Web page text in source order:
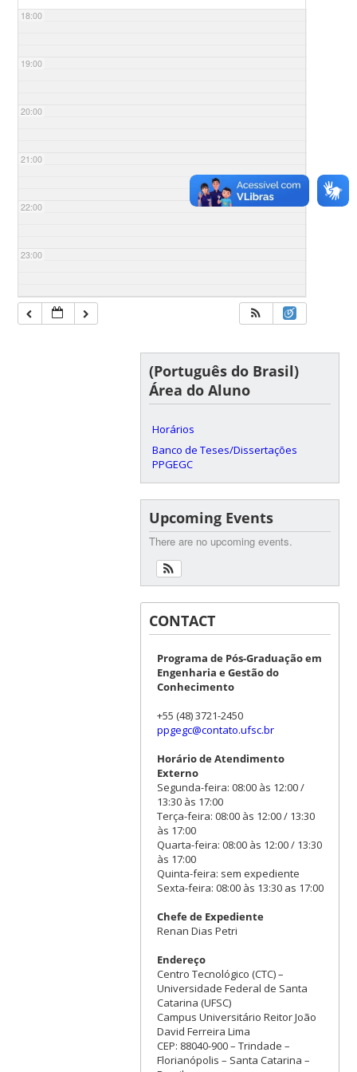
18:00
19:00
20:00
21:00
22:00
23:00
(Português do Brasil)
Área do Aluno
Horários
Banco de Teses/Dissertações
PPGEGC
Upcoming Events
There are no upcoming events.
CONTACT
Programa de Pós-Graduação em
Engenharia e Gestão do
Conhecimento
+55 (48) 3721-2450
ppgegc@contato.ufsc.br
Horário de Atendimento
Externo
Segunda-feira: 08:00 às 12:00 /
13:30 às 17:00
Terça-feira: 08:00 às 12:00 / 13:30
às 17:00
Quarta-feira: 08:00 às 12:00 / 13:30
às 17:00
Quinta-feira: sem expediente
Sexta-feira: 08:00 às 13:30 as 17:00
Chefe de Expediente
Renan Dias Petri
Endereço
Centro Tecnológico (CTC) –
Universidade Federal de Santa
Catarina (UFSC)
Campus Universitário Reitor João
David Ferreira Lima
CEP: 88040-900 – Trindade –
Florianópolis – Santa Catarina –